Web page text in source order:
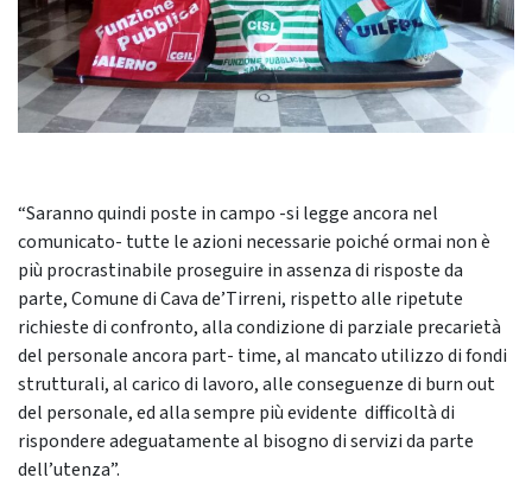
“Saranno quindi poste in campo -si legge ancora nel
comunicato- tutte le azioni necessarie poiché ormai non è
più procrastinabile proseguire in assenza di risposte da
parte, Comune di Cava de’Tirreni, rispetto alle ripetute
richieste di confronto, alla condizione di parziale precarietà
del personale ancora part- time, al mancato utilizzo di fondi
strutturali, al carico di lavoro, alle conseguenze di burn out
del personale, ed alla sempre più evidente difficoltà di
rispondere adeguatamente al bisogno di servizi da parte
dell’utenza”.